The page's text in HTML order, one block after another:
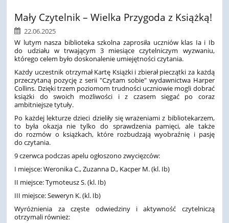
Mały Czytelnik – Wielka Przygoda z Książką!
22.06.2025
W lutym nasza biblioteka szkolna zaprosiła uczniów klas Ia i Ib
do udziału w trwającym 3 miesiące czytelniczym wyzwaniu,
którego celem było doskonalenie umiejętności czytania.
Każdy uczestnik otrzymał Kartę Książki i zbierał pieczątki za każdą
przeczytaną pozycję z serii "Czytam sobie" wydawnictwa Harper
Collins. Dzięki trzem poziomom trudności uczniowie mogli dobrać
książki do swoich możliwości i z czasem sięgać po coraz
ambitniejsze tytuły.
Po każdej lekturze dzieci dzieliły się wrażeniami z bibliotekarzem,
to była okazja nie tylko do sprawdzenia pamięci, ale także
do rozmów o książkach, które rozbudzają wyobraźnię i pasję
do czytania.
9 czerwca podczas apelu ogłoszono zwycięzców:
I miejsce: Weronika C., Zuzanna D., Kacper M. (kl. Ib)
II miejsce: Tymoteusz S. (kl. Ib)
III miejsce: Seweryn K. (kl. Ib)
Wyróżnienia za częste odwiedziny i aktywność czytelniczą
otrzymali również: